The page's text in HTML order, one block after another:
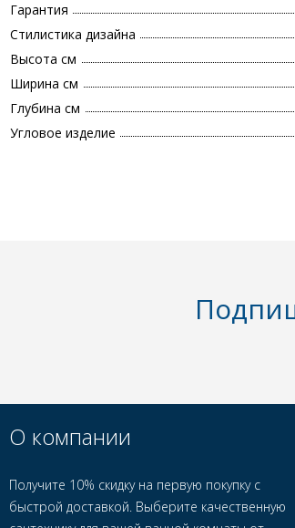
Гарантия
Стилистика дизайна
Высота см
Ширина см
Глубина см
Угловое изделие
О компании
Получите 10% скидку на первую покупку с
быстрой доставкой. Выберите качественную